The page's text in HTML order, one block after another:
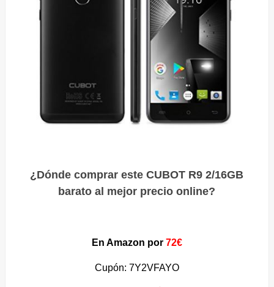
¿Dónde comprar este CUBOT R9 2/16GB
barato al mejor precio online?
En Amazon por 72€
Cupón: 7Y2VFAYO